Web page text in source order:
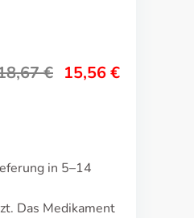
€ 15,56€
in 5–14
Das Medikament